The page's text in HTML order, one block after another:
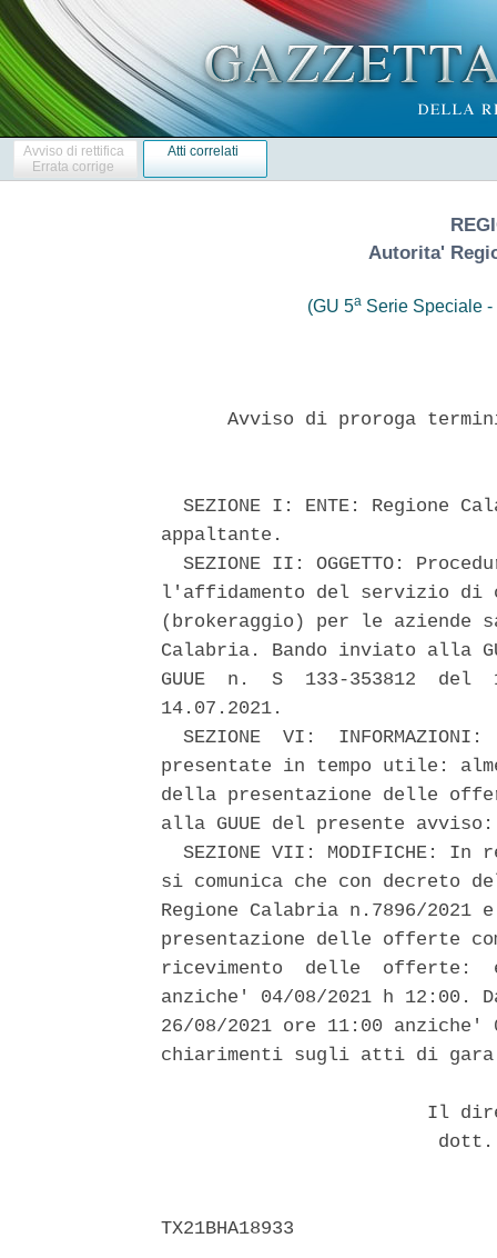
Avviso di rettifica
Errata corrige
Atti correlati
Autorita'
(GU 5aSerie Speciale -
Avviso di proroga
SEZIONE I: ENTE: Regione
appaltante.
SEZIONE II: OGGETTO:
l'affidamento del servizio di
(brokeraggio) per le aziende
Calabria. Bando inviato alla
GUUE  n.  S  133-353812
14.07.2021.
SEZIONE  VI:  INFORMAZIONI:
presentate in tempo utile:
della presentazione delle
alla GUUE del presente
SEZIONE VII: MODIFICHE: In
si comunica che con decreto
Regione Calabria n.7896/
presentazione delle offerte
ricevimento  delle  offerte:
anziche' 04/08/2021 h
26/08/2021 ore 11:00
chiarimenti sugli atti di
Il